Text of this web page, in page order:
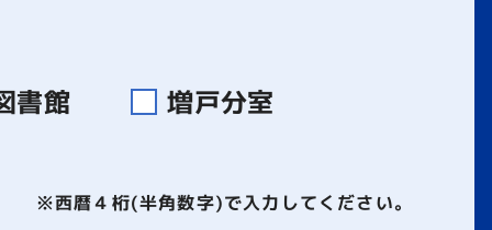
書館 増戸分室
※西暦４桁(半角数字)で入力してください。